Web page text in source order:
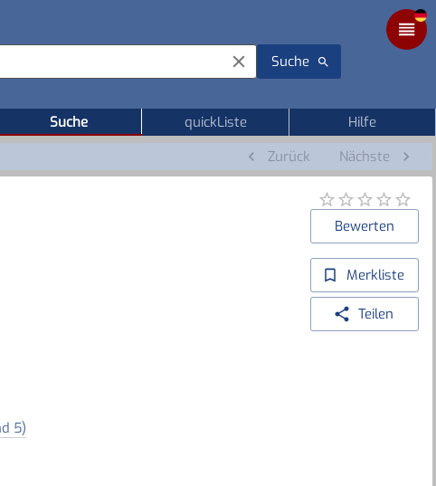
Suche
Suche quickListe
Hilfe
Zurück Nächste
5)
Bewerten
Merkliste
Teilen